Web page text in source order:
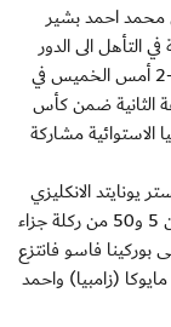
مهاجم الهلال محمد احمد بشير
التأهل الى الدور
ربع النهائي بتسجيله هدفي التعادل في مرمى انغولا 2-2 أمس الخميس في
الثانية ضمن كأس
غينيا الاستوائية مشاركة
الانكليزي
السابق وبلد الوليد الاسباني حاليا مانوشو في الدقيقتين 5 و50 من ركلة جزاء
مرمى بوركينا فاسو فانتزع
(زامبيا) واحمد